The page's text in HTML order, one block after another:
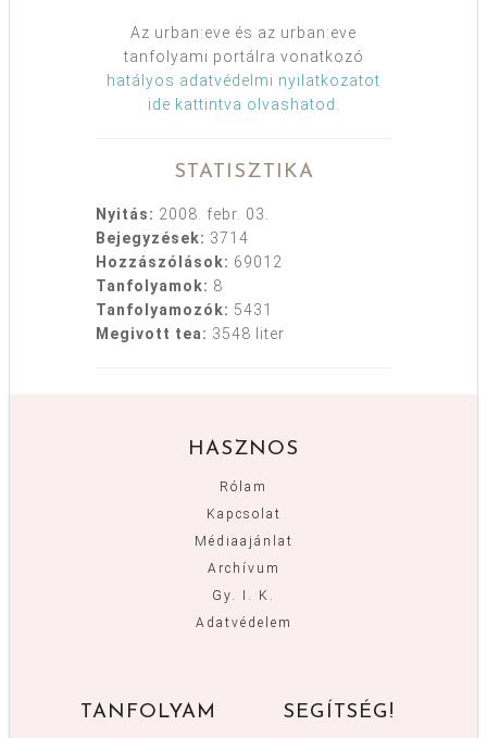
Az urban:eve és az urban:eve
tanfolyami portálra vonatkozó
hatályos adatvédelmi nyilatkozatot
ide kattintva olvashatod
STATISZTIKA
Nyitás: 2008. febr. 03.
Bejegyzések: 3714
Hozzászólások: 69012
Tanfolyamok: 8
Tanfolyamozók: 5431
Megivott tea: 3548 liter
HASZNOS
Rólam
Kapcsolat
Médiaajánlat
Archívum
Gy. I. K.
Adatvédelem
TANFOLYAM SEGÍTSÉG!